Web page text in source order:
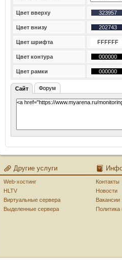
Цвет вверху
Цвет внизу
Цвет шрифта
Цвет контура
Цвет рамки
Сайт Форум
Другие услуги
Web-хостинг
HLTV
Виртуальные сервера
Выделенные сервера
Контакты
Новости
Вакансии
Политика